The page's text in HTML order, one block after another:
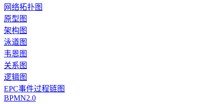
网络拓扑图
原型图
架构图
泳道图
韦恩图
关系图
逻辑图
EPC事件过程链图
BPMN2.0